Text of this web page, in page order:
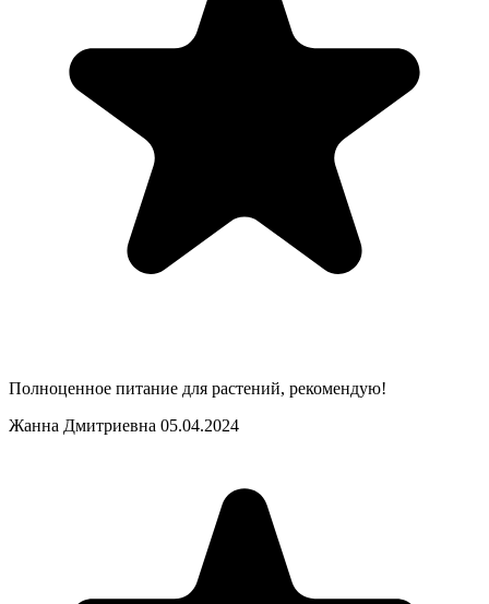
Полноценное питание для растений, рекомендую!
Жанна Дмитриевна 05.04.2024